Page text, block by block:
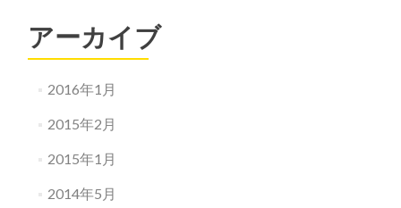
アーカイブ
2016年1月
2015年2月
2015年1月
2014年5月